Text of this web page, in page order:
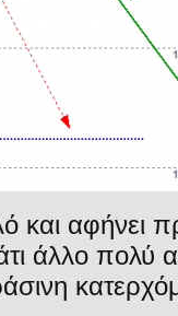
και αφήνει
άλλο πολύ